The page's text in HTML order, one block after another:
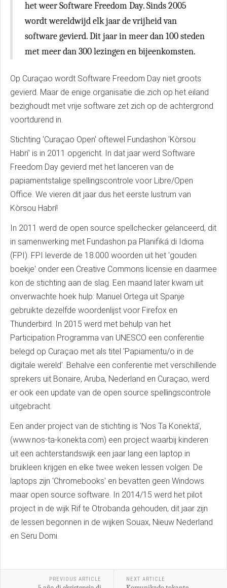
het weer Software Freedom Day. Sinds 2005
wordt wereldwijd elk jaar de vrijheid van
software gevierd. Dit jaar in meer dan 100 steden
met meer dan 300 lezingen en bijeenkomsten.
Op Curaçao wordt Software Freedom Day niet groots
gevierd. Maar de enige organisatie die zich op het eiland
bezighoudt met vrije software zet zich op de achtergrond
voortdurend in.
Stichting 'Curaçao Open' oftewel Fundashon 'Kòrsou
Habrí' is in 2011 opgericht. In dat jaar werd Software
Freedom Day gevierd met het lanceren van de
papiamentstalige spellingscontrole voor Libre/Open
Office. We vieren dit jaar dus het eerste lustrum van
Kòrsou Habrí!
In 2011 werd de open source spellchecker gelanceerd, dit
in samenwerking met Fundashon pa Planifiká di Idioma
(FPI). FPI leverde de 18.000 woorden uit het 'gouden
boekje' onder een Creative Commons licensie en daarmee
kon de stichting aan de slag. Een maand later kwam uit
onverwachte hoek hulp: Manuel Ortega uit Spanje
gebruikte dezelfde woordenlijst voor Firefox en
Thunderbird. In 2015 werd met behulp van het
Participation Programma van UNESCO een conferentie
belegd op Curaçao met als titel 'Papiamentu/o in de
digitale wereld'. Behalve een conferentie met verschillende
sprekers uit Bonaire, Aruba, Nederland en Curaçao, werd
er ook een update van de open source spellingscontrole
uitgebracht.
Een ander project van de stichting is 'Nos Ta Konektá',
(www.nos-ta-konekta.com) een project waarbij kinderen
uit een achterstandswijk een jaar lang een laptop in
bruikleen krijgen en elke twee weken lessen volgen. De
laptops zijn 'Chromebooks' en bevatten geen Windows
maar open source software. In 2014/15 werd het pilot
project in de wijk Rif te Otrobanda gehouden, dit jaar zijn
de lessen begonnen in de wijken Souax, Nieuw Nederland
en Seru Domi.
PREVIOUS ARTICLE NEXT ARTICLE